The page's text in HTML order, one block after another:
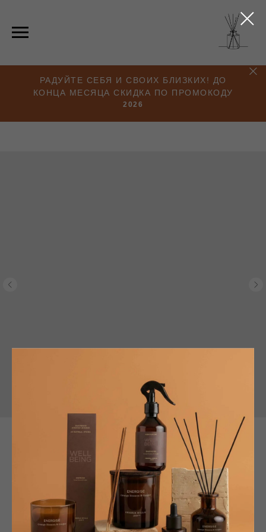
РАДУЙТЕ СЕБЯ И СВОИХ БЛИЗКИХ! ДО
КОНЦА МЕСЯЦА СКИДКА ПО ПРОМОКОДУ
2026
Аромат для дома Peonia in Fiore
LOGEVY FIRENZE 1965